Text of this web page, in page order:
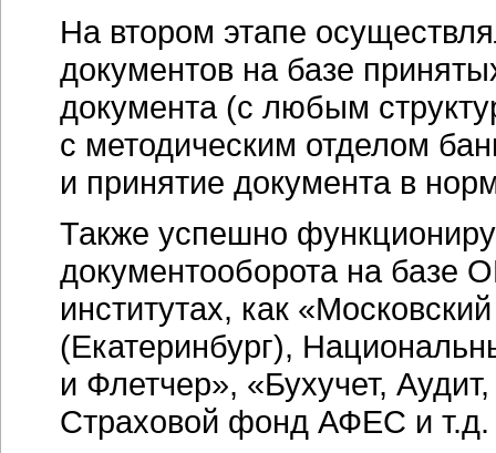
На втором этапе
документов на базе
документа (с любым
с методическим отделом
и принятие документа в
Также успешно
документооборота на базе
институтах, как
(Екатеринбург),
и Флетчер», «Бухучет,
Страховой фонд АФЕС и т.д.